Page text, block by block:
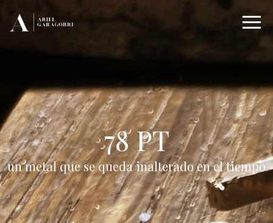
78 PT
un metal que se queda inalterado en el tiempo